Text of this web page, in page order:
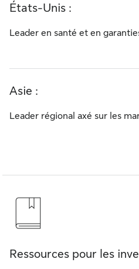
États-Unis :
Leader en santé et en
Asie :
Leader régional axé sur les
Ressources pour les